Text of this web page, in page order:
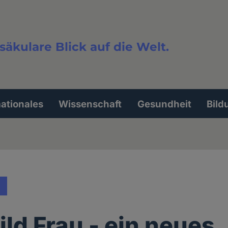
Blick auf die Welt.
Wissenschaft Gesundheit